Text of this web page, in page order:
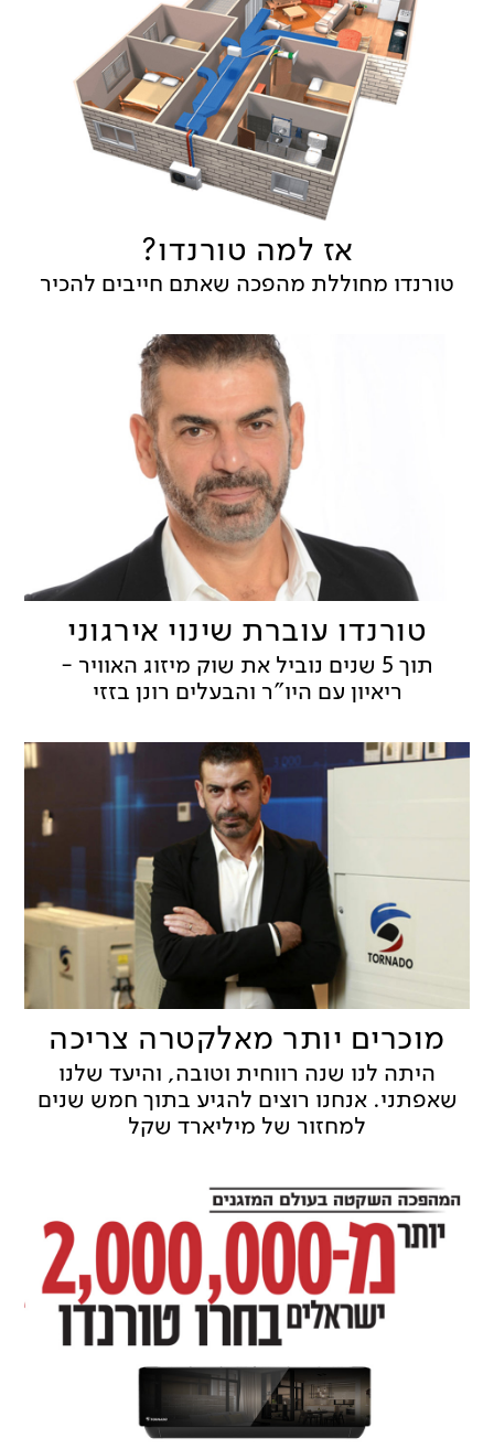
אז למה טורנדו?
טורנדו מחוללת מהפכה שאתם חייבים להכיר
טורנדו עוברת שינוי אירגוני
תוך 5 שנים נוביל את שוק מיזוג האוויר -
ריאיון עם היו"ר והבעלים רונן בזזי
מוכרים יותר מאלקטרה צריכה
היתה לנו שנה רווחית וטובה, והיעד שלנו
שאפתני. אנחנו רוצים להגיע בתוך חמש שנים
למחזור של מיליארד שקל